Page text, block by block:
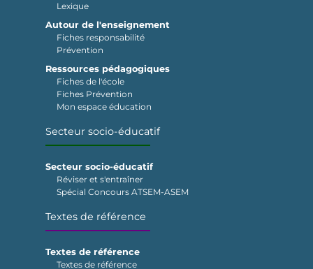
Lexique
Autour de l'enseignement
Fiches responsabilité
Prévention
Ressources pédagogiques
Fiches de l'école
Fiches Prévention
Mon espace éducation
Secteur socio-éducatif
Secteur socio-éducatif
Réviser et s'entraîner
Spécial Concours ATSEM-ASEM
Textes de référence
Textes de référence
Textes de référence